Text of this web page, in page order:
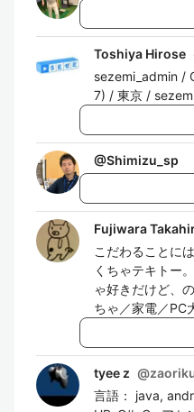
Toshiya Hirose
sezemi_admin /
7) / 東京 /
@Shimizu_sp
Fujiwara
こだわることに
くちゃテキトー
ゃ好きだけど、
ちゃ／家電／PC
tyee z @
言語： java,